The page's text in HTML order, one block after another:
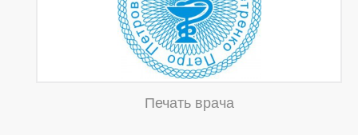
Печать врача